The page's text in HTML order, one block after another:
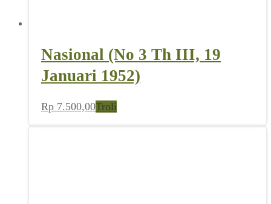
Nasional (No 3 Th III, 19
Januari 1952)
Rp 7.500,00Troli